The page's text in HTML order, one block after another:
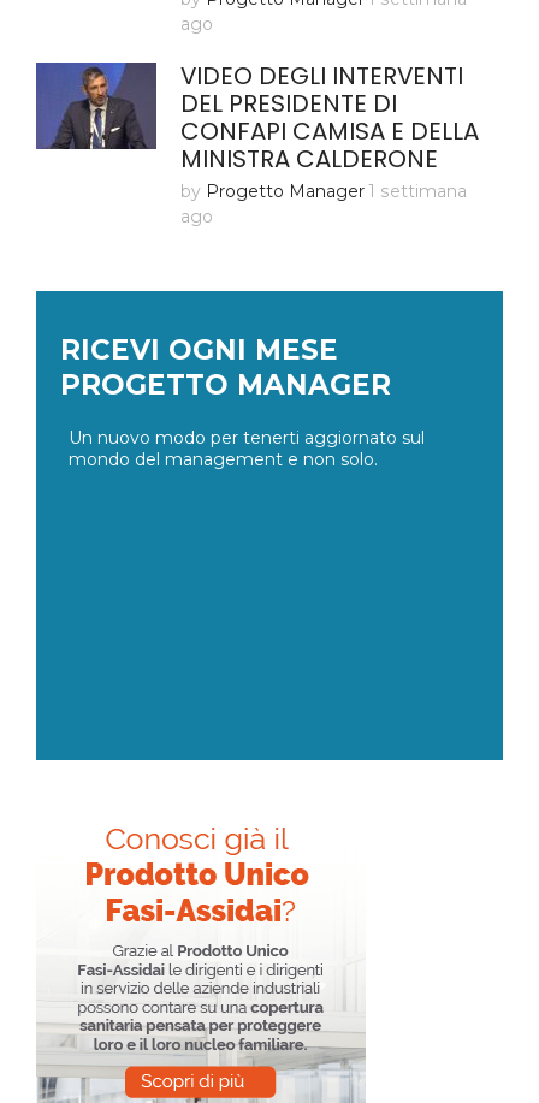
ago
VIDEO DEGLI INTERVENTI
DEL PRESIDENTE DI
CONFAPI CAMISA E DELLA
MINISTRA CALDERONE
by Progetto Manager 1 settimana
ago
RICEVI OGNI MESE
PROGETTO MANAGER
Un nuovo modo per tenerti aggiornato sul
mondo del management e non solo.